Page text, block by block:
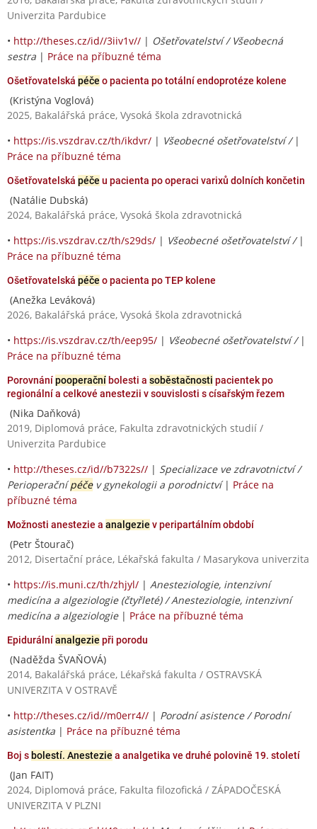
Univerzita Pardubice
• http://theses.cz/id//3iiv1v// | Ošetřovatelství / Všeobecná
sestra | Práce na příbuzné téma
Ošetřovatelská péče o pacienta po totální endoprotéze kolene
(Kristýna Voglová)
2025, Bakalářská práce, Vysoká škola zdravotnická
• https://is.vszdrav.cz/th/ikdvr/ | Všeobecné ošetřovatelství / |
Práce na příbuzné téma
Ošetřovatelská péče u pacienta po operaci varixů dolních končetin
(Natálie Dubská)
2024, Bakalářská práce, Vysoká škola zdravotnická
• https://is.vszdrav.cz/th/s29ds/ | Všeobecné ošetřovatelství / |
Práce na příbuzné téma
Ošetřovatelská péče o pacienta po TEP kolene
(Anežka Leváková)
2026, Bakalářská práce, Vysoká škola zdravotnická
• https://is.vszdrav.cz/th/eep95/ | Všeobecné ošetřovatelství / |
Práce na příbuzné téma
Porovnánípooperační bolesti a soběstačnosti pacientek po
regionální a celkové anestezii v souvislosti s císařským řezem
(Nika Daňková)
2019, Diplomová práce, Fakulta zdravotnických studií /
Univerzita Pardubice
• http://theses.cz/id//b7322s// | Specializace ve zdravotnictví /
Perioperačnípéčev gynekologii a porodnictví| Práce na
příbuzné téma
Možnosti anestezie a analgezie v peripartálním období
(Petr Štourač)
2012, Disertační práce, Lékařská fakulta / Masarykova univerzita
• https://is.muni.cz/th/zhjyl/ | Anesteziologie, intenzivní
medicína a algeziologie (čtyřleté) / Anesteziologie, intenzivní
medicína a algeziologie| Práce na příbuzné téma
Epidurálníanalgezie při porodu
(Naděžda ŠVAŇOVÁ)
2014, Bakalářská práce, Lékařská fakulta / OSTRAVSKÁ
UNIVERZITA V OSTRAVĚ
• http://theses.cz/id//m0err4// | Porodní asistence / Porodní
asistentka | Práce na příbuzné téma
Boj s bolestí. Anestezie a analgetika ve druhé polovině 19. století
(Jan FAIT)
2024, Diplomová práce, Fakulta filozofická / ZÁPADOČESKÁ
UNIVERZITA V PLZNI